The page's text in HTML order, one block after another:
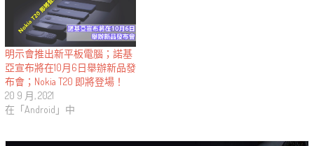
明示會推出新平板電腦；諾基
亞宣布將在10月6日舉辦新品發
布會；Nokia T20 即將登場！
20 9 月, 2021
在「Android」中